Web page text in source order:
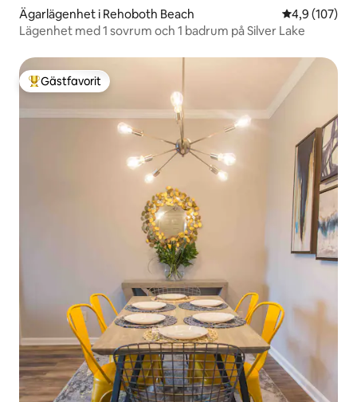
Ägarlägenhet i Rehoboth Beach 4,9 av 5 i
4,9 (107)
Lägenhet med 1 sovrum och 1 badrum på Silver Lake
Populär gästfavorit
Gästfavorit